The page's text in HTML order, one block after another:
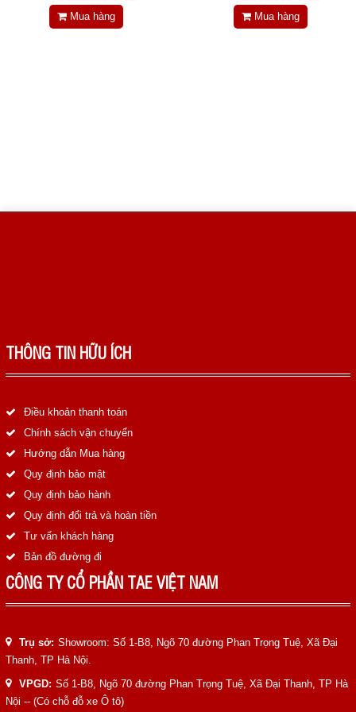
Mua hàng Mua hàng
THÔNG TIN HỮU ÍCH
Điều khoản thanh toán
Chính sách vận chuyển
Hướng dẫn Mua hàng
Quy định bảo mật
Quy định bảo hành
Quy định đổi trả và hoàn tiền
Tư vấn khách hàng
Bản đồ đường đi
CÔNG TY CỔ PHẦN TAE VIỆT NAM
Trụ sở: Showroom: Số 1-B8, Ngõ 70 đường Phan Trọng Tuệ, Xã Đại
Thanh, TP Hà Nội.
VPGD: Số 1-B8, Ngõ 70 đường Phan Trọng Tuệ, Xã Đại Thanh, TP Hà
Nội -- (Có chỗ đỗ xe Ô tô)
Tin tức
LIÊN HỆ
0988829841
taejsc@gmail.com
©COPYRIGHT 2019. ALL RIGHTS RESERVED